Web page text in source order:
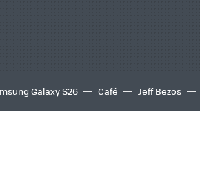
Galaxy S26 Café Jeff Bezos